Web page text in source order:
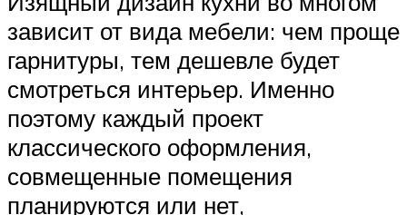
зависит от вида мебели: чем проще
гарнитуры, тем дешевле будет
смотреться интерьер. Именно
поэтому каждый проект
классического оформления,
совмещенные помещения
планируются или нет,